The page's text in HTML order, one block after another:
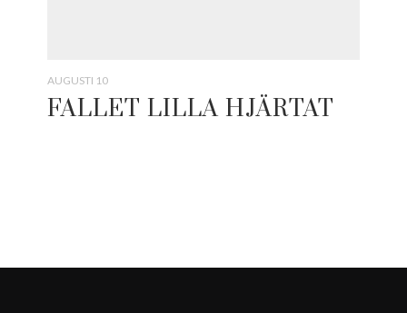
AUGUSTI 10
FALLET LILLA HJÄRTAT